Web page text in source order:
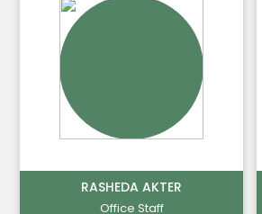
RASHEDA AKTER
Office Staff